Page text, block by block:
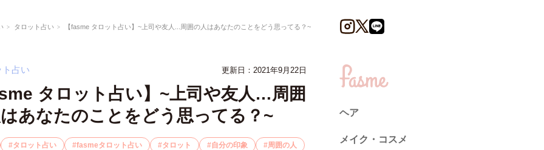
タロット占い 【fasme タロット占い】~上司や友人...周囲の人はあなたのことをどう思ってる？~
占い 更新日：2021年9月22日
タロット占い】~上司や友人…周囲
あなたのことをどう思ってる？~
タロット占い fasmeタロット占い タロット 自分の印象 周囲の人
ヘア
メイク・コスメ